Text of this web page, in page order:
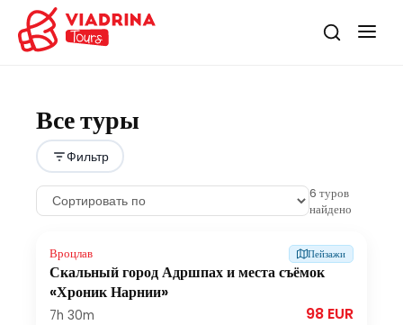
Все туры
Фильтр
6 туров
найдено
Вроцлав Пейзажи
Скальный город Адршпах и места съёмок
«Хроник Нарнии»
7h 30m 98 EUR